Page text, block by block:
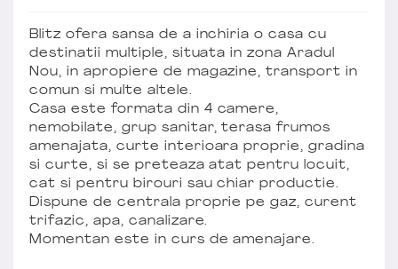
Blitz ofera sansa de a inchiria o casa cu
destinatii multiple, situata in zona Aradul
Nou, in apropiere de magazine, transport in
comun si multe altele.
Casa este formata din 4 camere,
nemobilate, grup sanitar, terasa frumos
amenajata, curte interioara proprie, gradina
si curte, si se preteaza atat pentru locuit,
cat si pentru birouri sau chiar productie.
Dispune de centrala proprie pe gaz, curent
trifazic, apa, canalizare.
Momentan este in curs de amenajare.